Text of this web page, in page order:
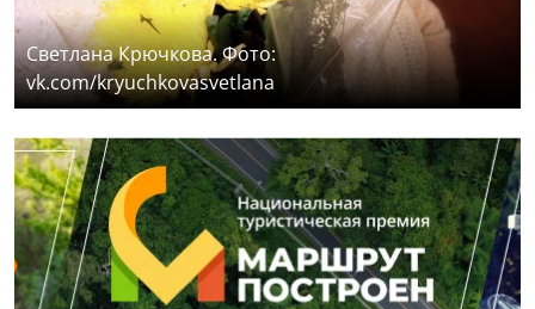
Светлана Крючкова. Фото:
vk.com/kryuchkovasvetlana